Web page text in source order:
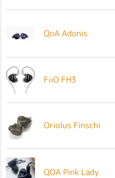
QoA Adonis
FiiO FH3
Oriolus Finschi
QOA Pink Lady